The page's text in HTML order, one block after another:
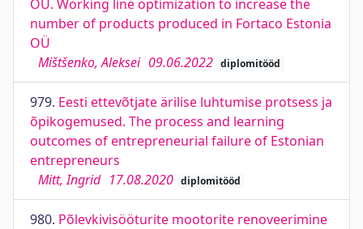
OÜ. Working line optimization to increase the
number of products produced in Fortaco Estonia
OÜ
Mištšenko, Aleksei 09.06.2022 diplomitööd
979. Eesti ettevõtjate ärilise luhtumise protsess ja
õpikogemused. The process and learning
outcomes of entrepreneurial failure of Estonian
entrepreneurs
Mitt, Ingrid 17.08.2020 diplomitööd
980. Põlevkivisööturite mootorite renoveerimine